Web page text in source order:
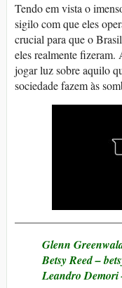
Tendo em vista o
sigilo com que eles
crucial para que o
eles realmente fizeram.
jogar luz sobre aquilo
sociedade fazem às
Glenn
Betsy Reed –
Leandro Demori